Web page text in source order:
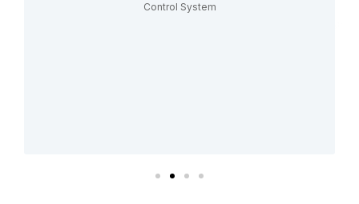
Control System